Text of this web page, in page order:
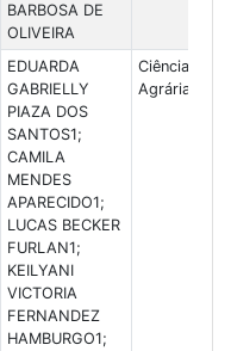
BARBOSA DE
OLIVEIRA
EDUARDA
GABRIELLY
PIAZA DOS
SANTOS1;
CAMILA
MENDES
APARECIDO1;
LUCAS BECKER
FURLAN1;
KEILYANI
VICTORIA
FERNANDEZ
HAMBURGO1;
Ciências
Agrárias